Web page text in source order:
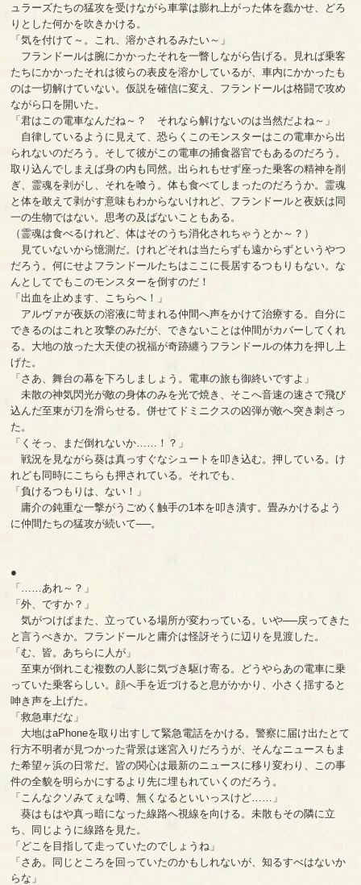
ュラーズたちの猛攻を受けながら車掌は膨れ上がった体を蠢かせ、どろ
りとした何かを吹きかける。
「気を付けて～。これ、溶かされるみたい～」
フランドールは腕にかかったそれを一瞥しながら告げる。見れば乗客
たちにかかったそれは彼らの表皮を溶かしているが、車内にかかったも
のは一切解けていない。仮説を確信に変え、フランドールは格闘で攻め
ながら口を開いた。
「君はこの電車なんだね～？ それなら解けないのは当然だよね～」
自律しているように見えて、恐らくこのモンスターはこの電車から出
られないのだろう。そして彼がこの電車の捕食器官でもあるのだろう。
取り込んでしまえば身の内も同然。出られもせず座った乗客の精神を削
ぎ、霊魂を剥がし、それを喰う。体も食べてしまったのだろうか。霊魂
と体を敢えて剥がす意味もわからないけれど、フランドールと夜妖は同
一の生物ではない。思考の及ばないこともある。
（霊魂は食べるけれど、体はそのうち消化されちゃうとか～？）
見ていないから憶測だ。けれどそれは当たらずも遠からずというやつ
だろう。何にせよフランドールたちはここに長居するつもりもない。な
んとしてでもこのモンスターを倒すのだ！
「出血を止めます、こちらへ！」
アルヴァが夜妖の溶液に苛まれる仲間へ声をかけて治療する。自分に
できるのはこれと攻撃のみだが、できないことは仲間がカバーしてくれ
る。大地の放った大天使の祝福が奇跡纏うフランドールの体力を押し上
げた。
「さあ、舞台の幕を下ろしましょう。電車の旅も御終いですよ」
未散の神気閃光が敵の身体のみを光で焼き、そこへ音速の速さで飛び
込んだ至東が刀を滑らせる。併せてドミニクスの凶弾が敵へ突き刺さっ
た。
「くそっ、まだ倒れないか……！？」
戦況を見ながら葵は真っすぐなシュートを叩き込む。押している。け
れども同時にこちらも押されている。それでも、
「負けるつもりは、ない！」
庸介の鈍重な一撃がうごめく触手の1本を叩き潰す。畳みかけるよう
に仲間たちの猛攻が続いて──。
●
「……あれ～？」
「外、ですか？」
気がつけばまた、立っている場所が変わっている。いや──戻ってきた
と言うべきか。フランドールと庸介は怪訝そうに辺りを見渡した。
「む、皆。あちらに人が」
至東が倒れこむ複数の人影に気づき駆け寄る。どうやらあの電車に乗
っていた乗客らしい。顔へ手を近づけると息がかかり、小さく揺すると
呻き声を上げた。
「救急車だな」
大地はaPhoneを取り出すして緊急電話をかける。警察に届け出たとて
行方不明者が見つかった背景は迷宮入りだろうが、そんなニュースもま
た希望ヶ浜の日常だ。皆の関心は最新のニュースに移り変わり、この事
件の全貌を明らかにするより先に埋もれていくのだろう。
「こんなクソみてぇな噂、無くなるといいっスけど……」
葵はもはや真っ暗になった線路へ視線を向ける。未散もその隣に立
ち、同じように線路を見た。
「どこを目指して走っていたのでしょうね」
「さあ。同じところを回っていたのかもしれないが、知るすべはないか
らな」